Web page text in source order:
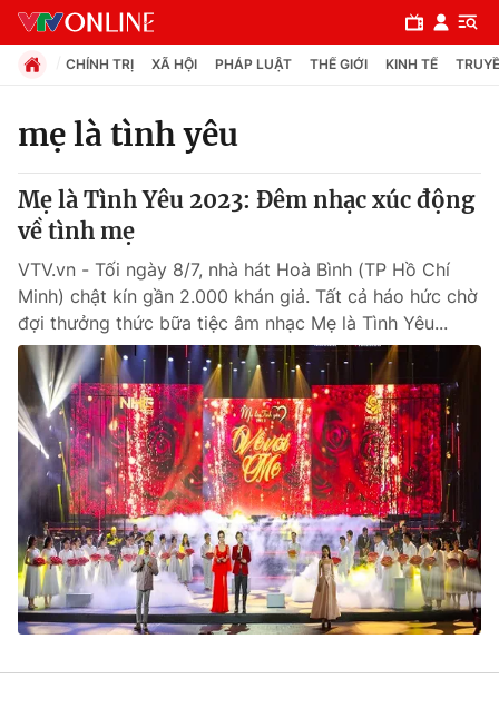
Chuyên mục
Chính trị
Xã hội
Pháp luật
Y tế
Thế giới
Tin tức
Thế giới đó đây
Câu chuyện quốc tế
Kinh tế
Tài chính
Thị trường
Góc doanh nghiệp
Dữ liệu và đời sống
Truyền hình
CHÍNH TRỊ XÃ HỘI PHÁP LUẬT THẾ GIỚI KINH TẾ
mẹ là tình yêu
Mẹ là Tình Yêu 2023: Đêm nhạc xúc động
về tình mẹ
VTV.vn - Tối ngày 8/7, nhà hát Hoà Bình (TP Hồ Chí
Minh) chật kín gần 2.000 khán giả. Tất cả háo hức chờ
đợi thưởng thức bữa tiệc âm nhạc Mẹ là Tình Yêu...